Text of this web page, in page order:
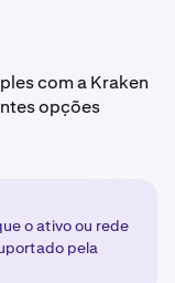
com a Kraken
opções
o ativo ou rede
pela